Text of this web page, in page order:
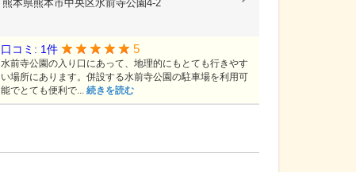
熊本県熊本市中央区水前寺公園4-2
口コミ: 1件 5
水前寺公園の入り口にあって、地理的にもとても行きやす
い場所にあります。併設する水前寺公園の駐車場を利用可
能でとても便利で... 続きを読む